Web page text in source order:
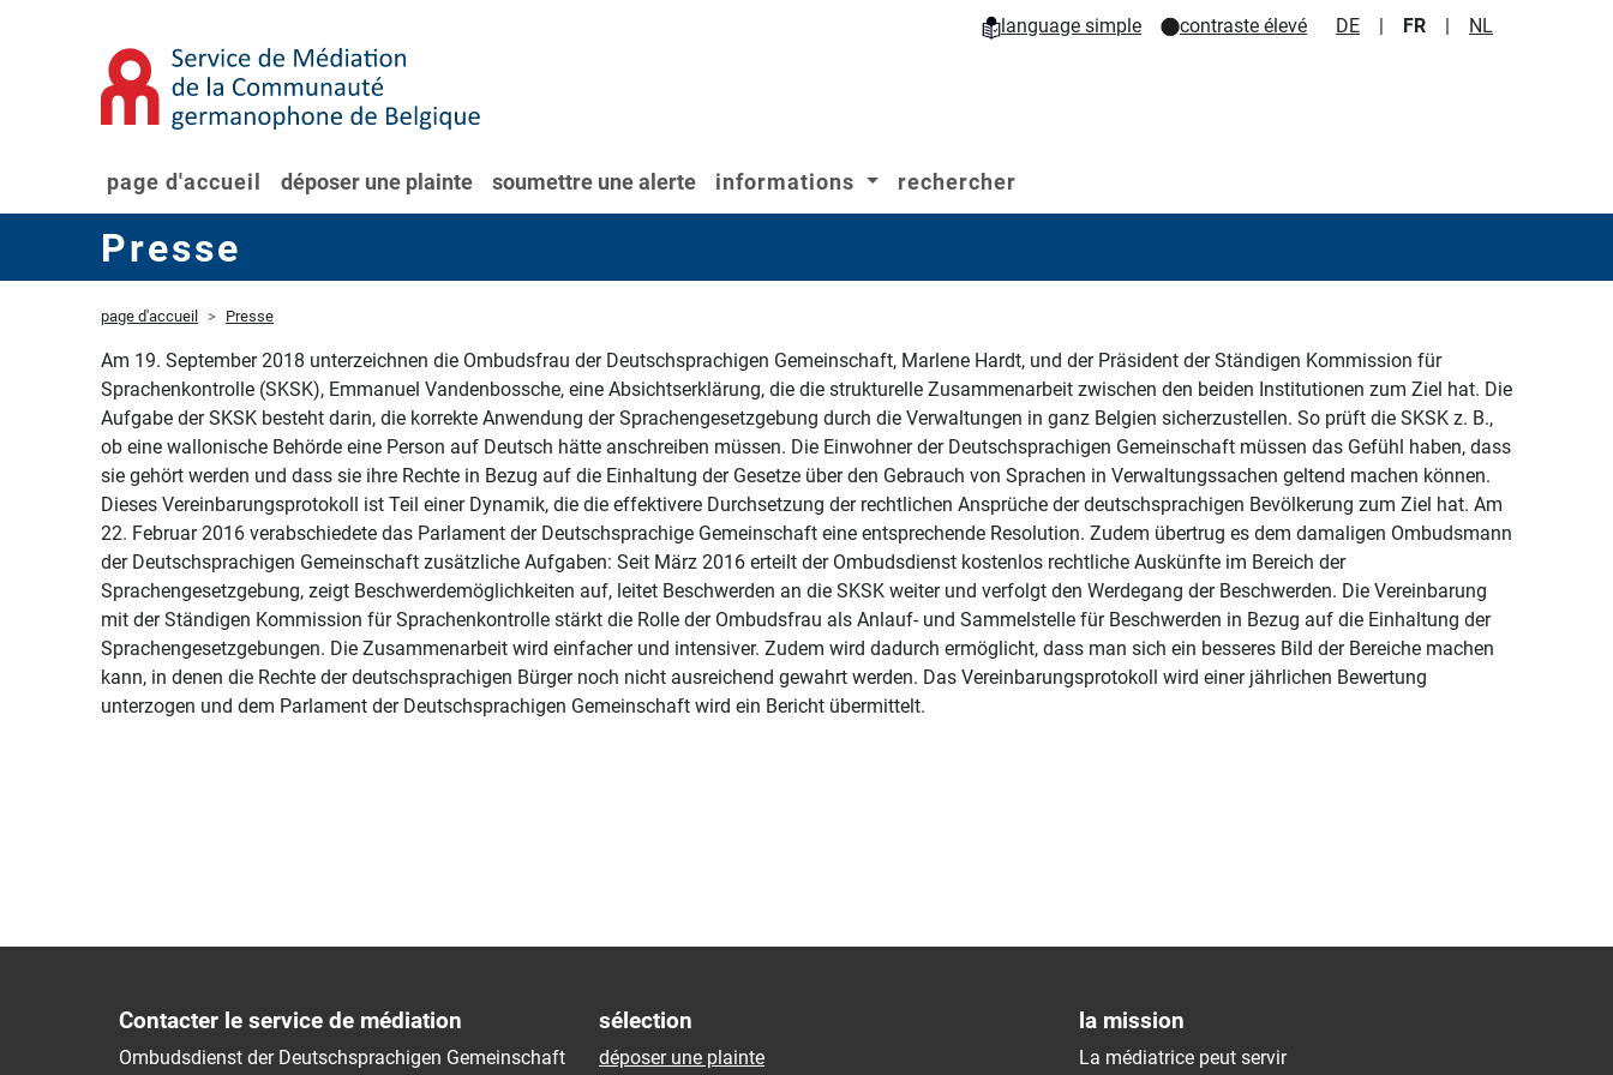
language simple contraste élevé DE | FR | NL
page d'accueil déposer une plainte soumettre une alerte informations rechercher
Presse
page d'accueil Presse
Am 19. September 2018 unterzeichnen die Ombudsfrau der Deutschsprachigen Gemeinschaft, Marlene Hardt, und der Präsident der Ständigen Kommission für
Sprachenkontrolle (SKSK), Emmanuel Vandenbossche, eine Absichtserklärung, die die strukturelle Zusammenarbeit zwischen den beiden Institutionen zum Ziel hat. Die
Aufgabe der SKSK besteht darin, die korrekte Anwendung der Sprachengesetzgebung durch die Verwaltungen in ganz Belgien sicherzustellen. So prüft die SKSK z. B.,
ob eine wallonische Behörde eine Person auf Deutsch hätte anschreiben müssen. Die Einwohner der Deutschsprachigen Gemeinschaft müssen das Gefühl haben, dass
sie gehört werden und dass sie ihre Rechte in Bezug auf die Einhaltung der Gesetze über den Gebrauch von Sprachen in Verwaltungssachen geltend machen können.
Dieses Vereinbarungsprotokoll ist Teil einer Dynamik, die die effektivere Durchsetzung der rechtlichen Ansprüche der deutschsprachigen Bevölkerung zum Ziel hat. Am
22. Februar 2016 verabschiedete das Parlament der Deutschsprachige Gemeinschaft eine entsprechende Resolution. Zudem übertrug es dem damaligen Ombudsmann
der Deutschsprachigen Gemeinschaft zusätzliche Aufgaben: Seit März 2016 erteilt der Ombudsdienst kostenlos rechtliche Auskünfte im Bereich der
Sprachengesetzgebung, zeigt Beschwerdemöglichkeiten auf, leitet Beschwerden an die SKSK weiter und verfolgt den Werdegang der Beschwerden. Die Vereinbarung
mit der Ständigen Kommission für Sprachenkontrolle stärkt die Rolle der Ombudsfrau als Anlauf- und Sammelstelle für Beschwerden in Bezug auf die Einhaltung der
Sprachengesetzgebungen. Die Zusammenarbeit wird einfacher und intensiver. Zudem wird dadurch ermöglicht, dass man sich ein besseres Bild der Bereiche machen
kann, in denen die Rechte der deutschsprachigen Bürger noch nicht ausreichend gewahrt werden. Das Vereinbarungsprotokoll wird einer jährlichen Bewertung
unterzogen und dem Parlament der Deutschsprachigen Gemeinschaft wird ein Bericht übermittelt.
Contacter le service de médiation
Ombudsdienst der Deutschsprachigen Gemeinschaft
sélection
déposer une plainte
la mission
La médiatrice peut servir